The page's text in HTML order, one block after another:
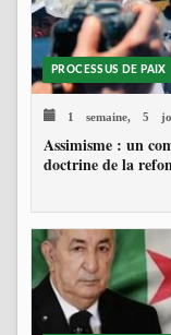
PROCESSUS DE PAIX
1 semaine, 5
Assimisme : un
doctrine de la